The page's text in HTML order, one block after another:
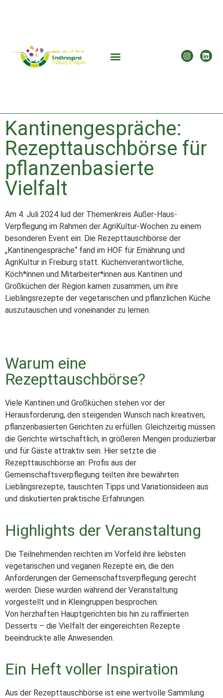
Kantinengespräche:
Rezepttauschbörse für
pflanzenbasierte
Vielfalt
Am 4. Juli 2024 lud der Themenkreis Außer-Haus-
Verpflegung im Rahmen der AgriKultur-Wochen zu einem
besonderen Event ein: Die Rezepttauschbörse der
„Kantinengespräche“ fand im HOF für Ernährung und
AgriKultur in Freiburg statt. Küchenverantwortliche,
Köch*innen und Mitarbeiter*innen aus Kantinen und
Großküchen der Region kamen zusammen, um ihre
Lieblingsrezepte der vegetarischen und pflanzlichen Küche
auszutauschen und voneinander zu lernen.
Warum eine
Rezepttauschbörse?
Viele Kantinen und Großküchen stehen vor der
Herausforderung, den steigenden Wunsch nach kreativen,
pflanzenbasierten Gerichten zu erfüllen. Gleichzeitig müssen
die Gerichte wirtschaftlich, in größeren Mengen produzierbar
und für Gäste attraktiv sein. Hier setzte die
Rezepttauschbörse an: Profis aus der
Gemeinschaftsverpflegung teilten ihre bewährten
Lieblingsrezepte, tauschten Tipps und Variationsideen aus
und diskutierten praktische Erfahrungen.
Highlights der Veranstaltung
Die Teilnehmenden reichten im Vorfeld ihre liebsten
vegetarischen und veganen Rezepte ein, die den
Anforderungen der Gemeinschaftsverpflegung gerecht
werden. Diese wurden während der Veranstaltung
vorgestellt und in Kleingruppen besprochen.
Von herzhaften Hauptgerichten bis hin zu raffinierten
Desserts – die Vielfalt der eingereichten Rezepte
beeindruckte alle Anwesenden.
Ein Heft voller Inspiration
Aus der Rezepttauschbörse ist eine wertvolle Sammlung